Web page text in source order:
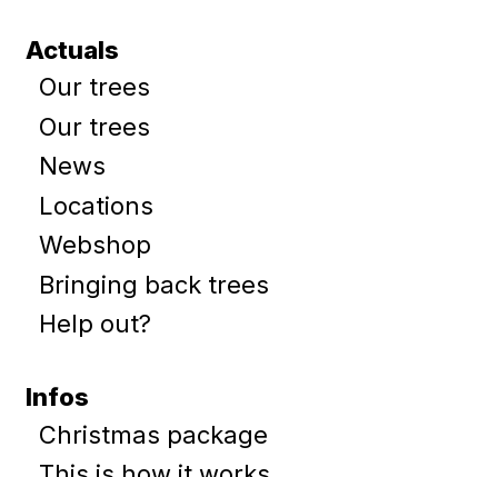
Actuals
Our trees
Our trees
News
Locations
Webshop
Bringing back trees
Help out?
Infos
Christmas package